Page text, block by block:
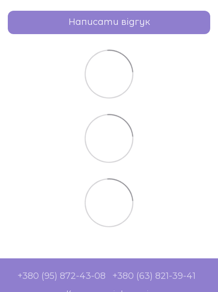
Написати відгук
+380 (95) 872-43-08 +380 (63) 821-39-41